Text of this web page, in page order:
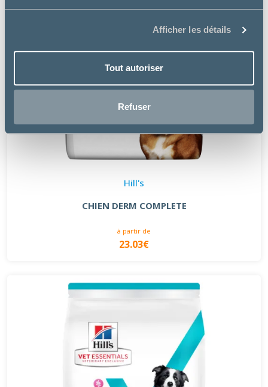
Afficher les détails
Tout autoriser
Refuser
Hill's
CHIEN DERM COMPLETE
à partir de
23.03€